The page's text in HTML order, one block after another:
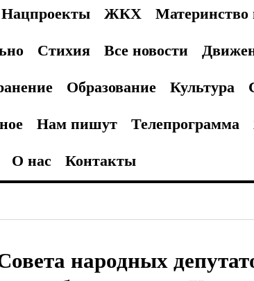
Нацпроекты ЖКХ
Материнство
Стихия Все новости
Образование Культура
Нам пишут Телепрограмма
О нас Контакты
народных